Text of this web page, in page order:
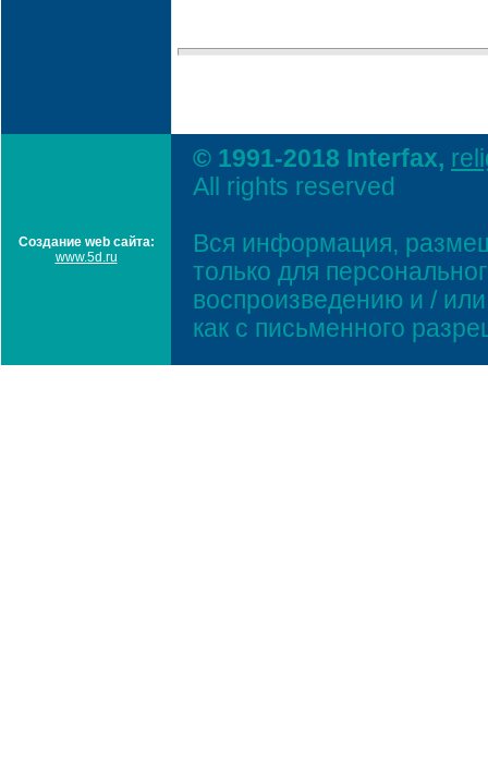
Создание web сайта:
www.5d.ru
© 1991-2018 Interfax,
All rights reserved
Вся информация,
только для
воспроизведению и /
как с письменного